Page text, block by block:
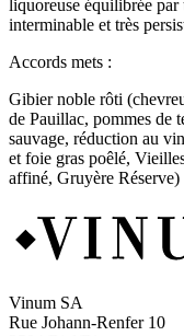
liquoreuse équilibrée par
interminable et très
Accords mets :
Gibier noble rôti
de Pauillac, pommes de
sauvage, réduction au
et foie gras poêlé,
affiné, Gruyère Réserve)
Vinum SA
Rue Johann-Renfer 10